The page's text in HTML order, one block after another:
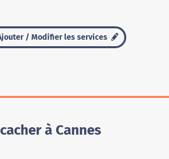
/ Modifier les services
à Cannes